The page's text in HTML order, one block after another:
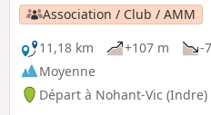
Association / Club / AMM
11,18 km
+107 m -
Moyenne
Départ à Nohant-Vic (Indre)